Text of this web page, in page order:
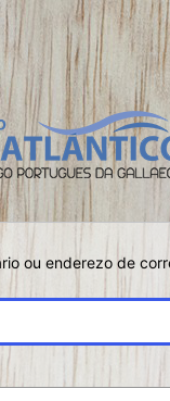
ou enderezo de